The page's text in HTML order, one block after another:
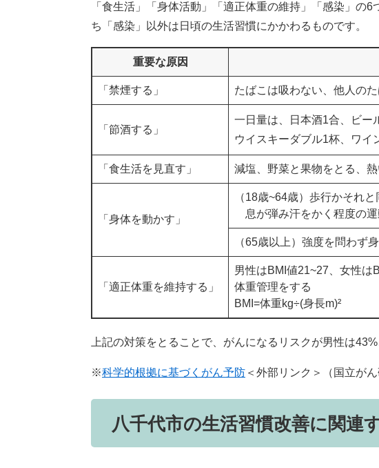
「食生活」「身体活動」「適正体重の維持」「感染」の
ち「感染」以外は日頃の生活習慣にかかわるものです。
重要な原因
「禁煙する」 たばこは吸わない、他人の
「節酒する」
一日量は、日本酒1合、ビー
ウイスキーダブル1杯、ワイ
「食生活を見直す」 減塩、野菜と果物をとる、
「身体を動かす」
（18歳~64歳）歩行かそれ
息が弾み汗をかく程度の運
（65歳以上）強度を問わず
「適正体重を維持する」
男性はBMI値21~27、女性は
体重管理をする
BMI=体重kg÷(身長m)²
上記の対策をとることで、がんになるリスクが男性は
※科学的根拠に基づくがん予防 ＜外部リンク＞ （国立が
八千代市の生活習慣改善に関連